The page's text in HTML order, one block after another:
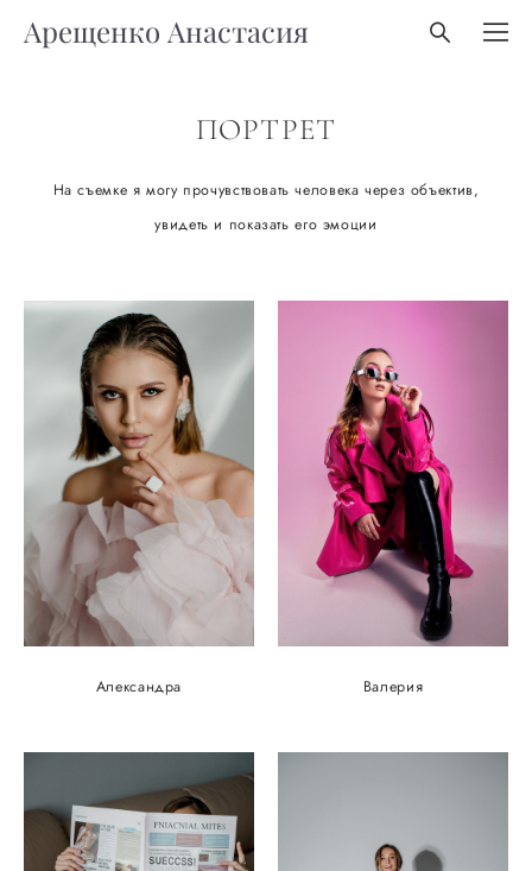
Арещенко Анастасия
ПОРТРЕТ
На съемке я могу прочувствовать человека через объектив,
увидеть и показать его эмоции
Александра Валерия